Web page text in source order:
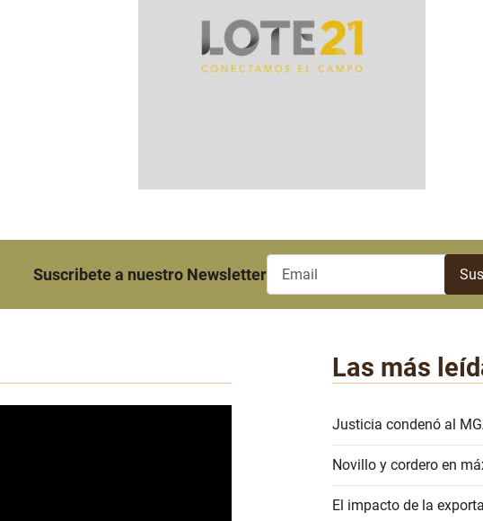
Suscribete a nuestro Newsletter
Las más
Justicia condenó al
Novillo y cordero en
El impacto de la